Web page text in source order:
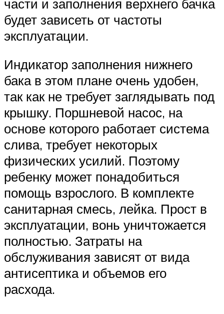
части и заполнения верхнего бачка
будет зависеть от частоты
эксплуатации.
Индикатор заполнения нижнего
бака в этом плане очень удобен,
так как не требует заглядывать под
крышку. Поршневой насос, на
основе которого работает система
слива, требует некоторых
физических усилий. Поэтому
ребенку может понадобиться
помощь взрослого. В комплекте
санитарная смесь, лейка. Прост в
эксплуатации, вонь уничтожается
полностью. Затраты на
обслуживания зависят от вида
антисептика и объемов его
расхода.